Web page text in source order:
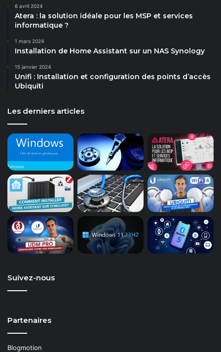
6 avril 2024
Atera : la solution idéale pour les MSP et services
informatique ?
1 mars 2024
Installation de Home Assistant sur un NAS Synology
15 janvier 2024
Unifi : Installation et configuration des points d’accès
Ubiquiti
Les derniers articles
Suivez-nous
Partenaires
Blogmotion